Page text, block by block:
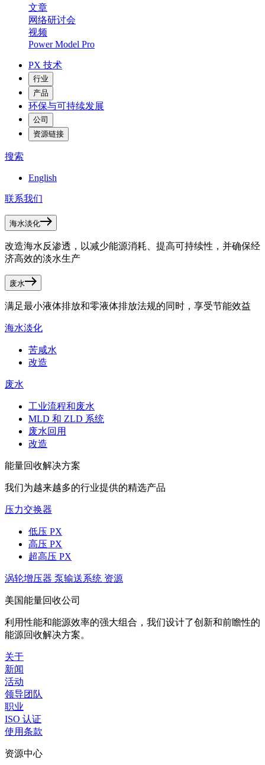
文章
网络研讨会
视频
Power Model Pro
PX 技术
行业
产品
环保与可持续发展
公司
资源链接
搜索
English
联系我们
海水淡化
改造海水反渗透，以减少能源消耗、提高可持续性，并确保经
济高效的淡水生产
废水
满足最小液体排放和零液体排放法规的同时，享受节能效益
海水淡化
苦咸水
改造
废水
工业流程和废水
MLD 和 ZLD 系统
废水回用
改造
能量回收解决方案
我们为越来越多的行业提供的精选产品
压力交换器
低压 PX
高压 PX
超高压 PX
涡轮增压器 泵输送系统 资源
美国能量回收公司
利用性能和能源效率的强大组合，我们设计了创新和前瞻性的
能源回收解决方案。
关于
新闻
活动
领导团队
职业
ISO 认证
使用条款
资源中心